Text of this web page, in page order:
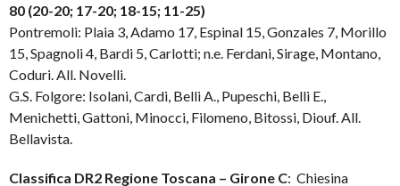
80 (20-20; 17-20; 18-15; 11-25)
Pontremoli: Plaia 3, Adamo 17, Espinal 15, Gonzales 7, Morillo
15, Spagnoli 4, Bardi 5, Carlotti; n.e. Ferdani, Sirage, Montano,
Coduri. All. Novelli.
G.S. Folgore: Isolani, Cardi, Belli A., Pupeschi, Belli E.,
Menichetti, Gattoni, Minocci, Filomeno, Bitossi, Diouf. All.
Bellavista.
Classifica DR2 Regione Toscana – Girone C: Chiesina